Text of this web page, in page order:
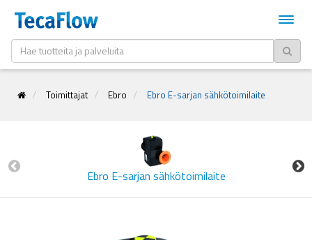
Toimittajat Ebro Ebro E-sarjan sähkötoimilaite
Ebro E-sarjan sähkötoimilaite